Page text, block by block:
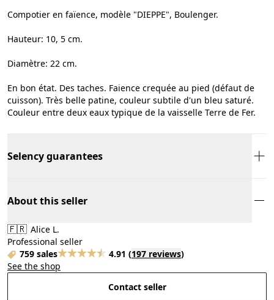
Compotier en faïence, modèle "DIEPPE", Boulenger.
Hauteur: 10, 5 cm.
Diamètre: 22 cm.
En bon état. Des taches. Faience crequée au pied (défaut de
cuisson). Très belle patine, couleur subtile d'un bleu saturé.
Couleur entre deux eaux typique de la vaisselle Terre de Fer.
Selency guarantees
About this seller
🇫🇷 Alice L.
Professional seller
759 sales
4.91 (197 reviews)
See the shop
Contact seller